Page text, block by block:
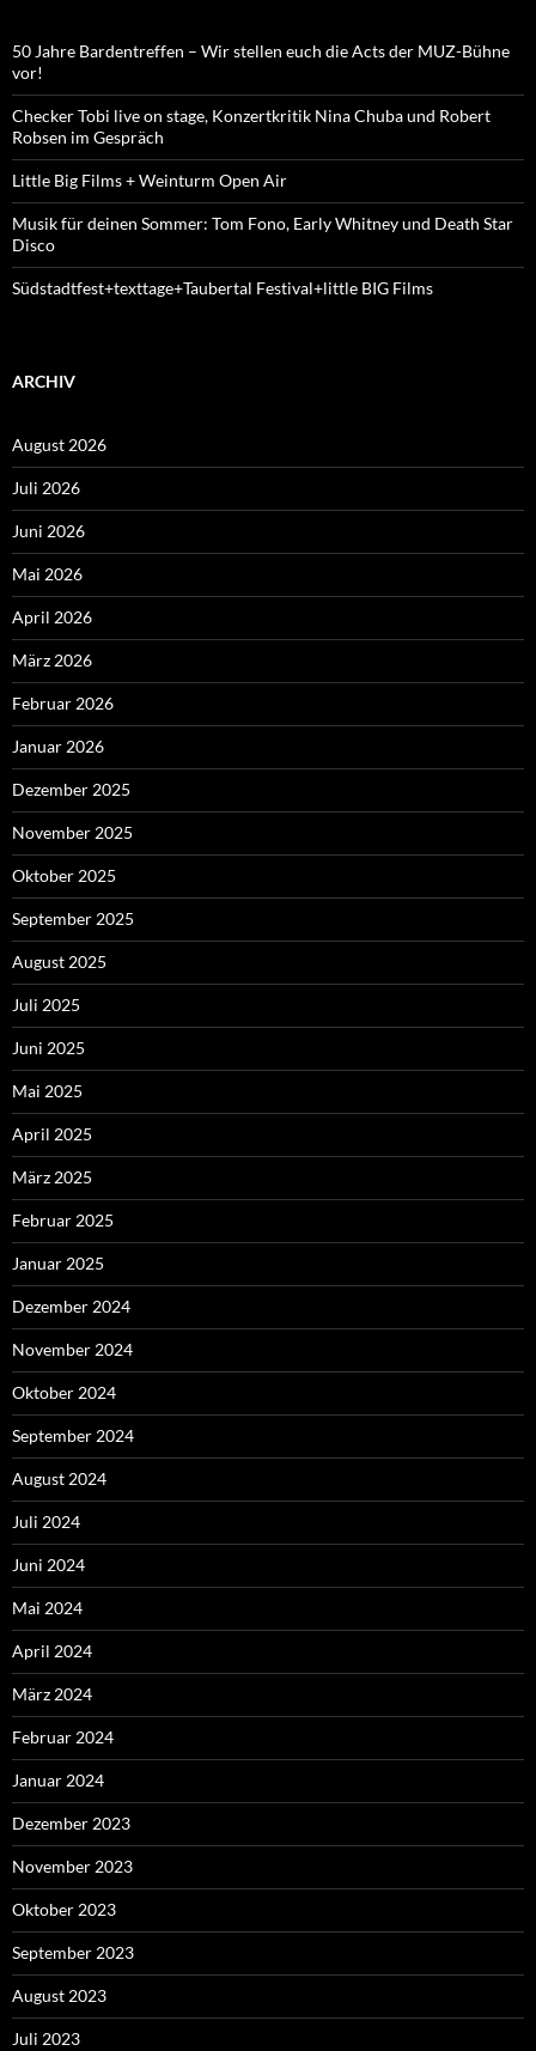
50 Jahre Bardentreffen – Wir stellen euch die Acts der MUZ-Bühne
vor!
Checker Tobi live on stage, Konzertkritik Nina Chuba und Robert
Robsen im Gespräch
Little Big Films + Weinturm Open Air
Musik für deinen Sommer: Tom Fono, Early Whitney und Death Star
Disco
Südstadtfest+texttage+Taubertal Festival+little BIG Films
ARCHIV
August 2026
Juli 2026
Juni 2026
Mai 2026
April 2026
März 2026
Februar 2026
Januar 2026
Dezember 2025
November 2025
Oktober 2025
September 2025
August 2025
Juli 2025
Juni 2025
Mai 2025
April 2025
März 2025
Februar 2025
Januar 2025
Dezember 2024
November 2024
Oktober 2024
September 2024
August 2024
Juli 2024
Juni 2024
Mai 2024
April 2024
März 2024
Februar 2024
Januar 2024
Dezember 2023
November 2023
Oktober 2023
September 2023
August 2023
Juli 2023